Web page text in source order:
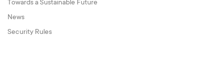
Towards a Sustainable Future
News
Security Rules